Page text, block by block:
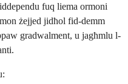
fuq liema ormoni
żejjed jidħol fid-demm
gradwalment, u jagħmlu l-